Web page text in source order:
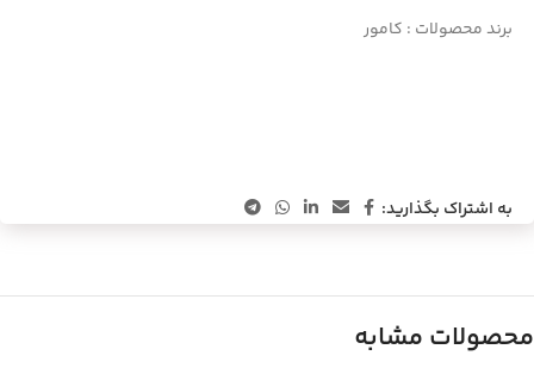
برند محصولات : کامور
به اشتراک بگذارید:
محصولات مشابه